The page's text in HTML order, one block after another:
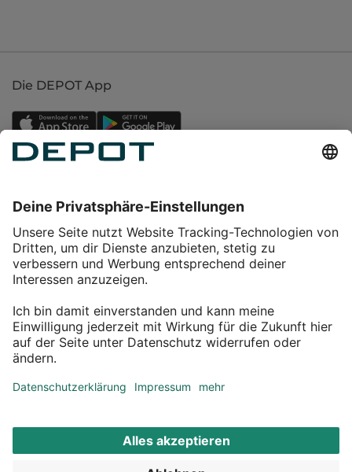
Die DEPOT App
Service
Über DEPOT
Kontakt
Aktionsbedingungen